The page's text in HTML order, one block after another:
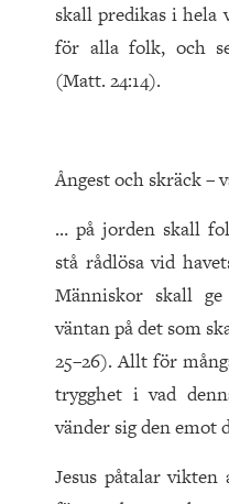
skall predikas i
för alla folk, och
(Matt. 24:14).
Ångest och skräck –
… på jorden skall
stå rådlösa vid
Människor skall
väntan på det som
25–26). Allt för
trygghet i vad
vänder sig den emot
Jesus påtalar